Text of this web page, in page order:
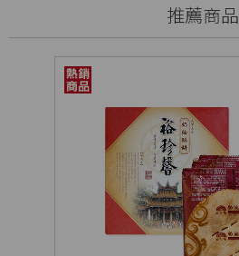
推薦商品